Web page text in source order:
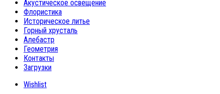
Акустическое освещение
Флористика
Историческое литье
Горный хрусталь
Алебастр
Геометрия
Контакты
Загрузки
Wishlist